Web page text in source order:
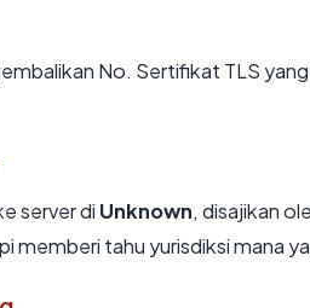
No. Sertifikat TLS
server di Unknown, disajikan
memberi tahu yurisdiksi mana